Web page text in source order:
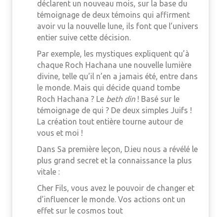
déclarent un nouveau mois, sur la base du
témoignage de deux témoins qui affirment
avoir vu la nouvelle lune, ils font que l’univers
entier suive cette décision.
Par exemple, les mystiques expliquent qu’à
chaque Roch Hachana une nouvelle lumière
divine, telle qu’il n’en a jamais été, entre dans
le monde. Mais qui décide quand tombe
Roch Hachana ? Le beth din! Basé sur le
témoignage de qui ? De deux simples Juifs !
La création tout entière tourne autour de
vous et moi !
Dans Sa première leçon, D.ieu nous a révélé le
plus grand secret et la connaissance la plus
vitale :
Cher Fils, vous avez le pouvoir de changer et
d’influencer le monde. Vos actions ont un
effet sur le cosmos tout